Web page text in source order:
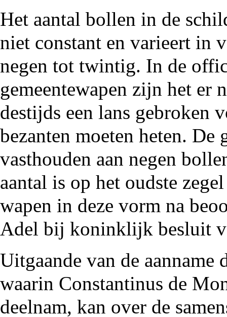
Het aantal bollen in de
niet constant en varieert in
negen tot twintig. In de
gemeentewapen zijn het er
destijds een lans gebroken
bezanten moeten heten. De
vasthouden aan negen
aantal is op het oudste
wapen in deze vorm na
Adel bij koninklijk besluit
Uitgaande van de
waarin Constantinus de
deelnam, kan over de